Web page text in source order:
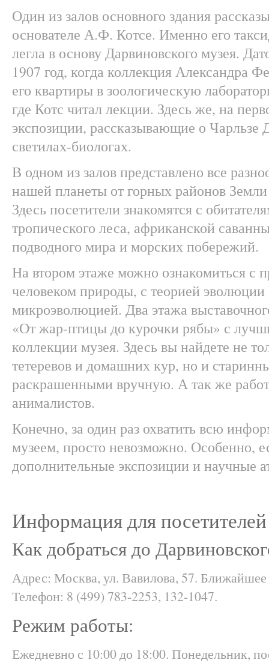
Один из залов основного здания
основателе А.Ф. Котсе. Именно его
легла в основу Дарвиновского музея.
1907 год, когда коллекция Александра
его квартиры в зоологическую
где Котс читал лекции. Здесь же, на
экспозиции, рассказывающие о
светилах-биологах.
В одном из залов представлено все
нашей планеты от горных районов
Здесь посетители знакомятся с
тропического леса, африканской
подводного мира и морских побережий.
На втором этаже можно ознакомиться с
человеком природы, с теорией
микроэволюцией. Два этажа
«От жар-птицы до курочки рябы» с
коллекции музея. Здесь вы найдете не
тетеревов и домашних кур, но и
раскрашенными вручную. А так же
анималистов.
Конечно, за один раз охватить всю
музеем, просто невозможно. Особенно,
дополнительные экспозиции и научные
Информация для посетителей
Как добраться до
Адрес: Москва, ул. Вавилова, 57.
Телефон: 8 (499) 783-2253, 132-1047.
Режим работы:
Ежедневно с 10:00 до 18:00. Понедельник,